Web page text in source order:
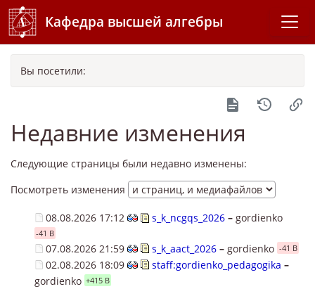
Кафедра высшей алгебры
Вы посетили:
Недавние изменения
Следующие страницы были недавно изменены:
Посмотреть изменения
08.08.2026 17:12 s_k_ncgqs_2026 –gordienko
-41 B
07.08.2026 21:59 s_k_aact_2026 –gordienko -41 B
02.08.2026 18:09 staff:gordienko_pedagogika –
gordienko +415 B